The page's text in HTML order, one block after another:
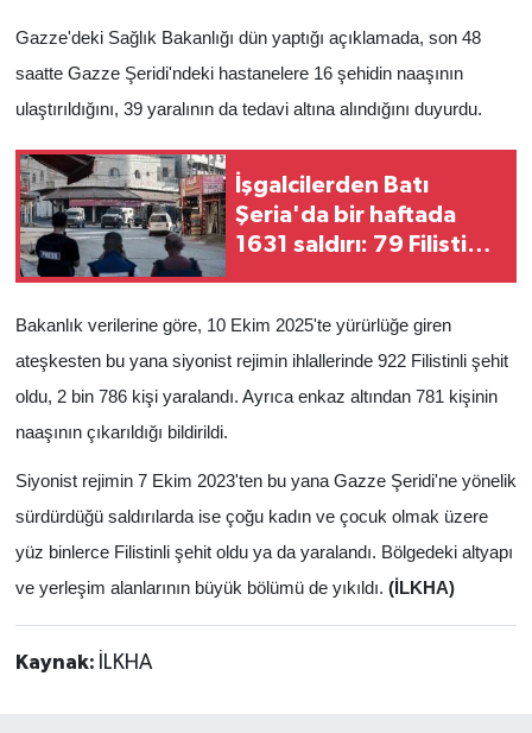
Gazze'deki Sağlık Bakanlığı dün yaptığı açıklamada, son 48
saatte Gazze Şeridi'ndeki hastanelere 16 şehidin naaşının
ulaştırıldığını, 39 yaralının da tedavi altına alındığını duyurdu.
İşgalcilerden Batı
Şeria'da bir haftada
1631 saldırı: 79 Filistinli
Bakanlık verilerine göre, 10 Ekim 2025'te yürürlüğe giren
ateşkesten bu yana siyonist rejimin ihlallerinde 922 Filistinli şehit
oldu, 2 bin 786 kişi yaralandı. Ayrıca enkaz altından 781 kişinin
naaşının çıkarıldığı bildirildi.
Siyonist rejimin 7 Ekim 2023'ten bu yana Gazze Şeridi'ne yönelik
sürdürdüğü saldırılarda ise çoğu kadın ve çocuk olmak üzere
yüz binlerce Filistinli şehit oldu ya da yaralandı. Bölgedeki altyapı
ve yerleşim alanlarının büyük bölümü de yıkıldı. (İLKHA)
Kaynak: İLKHA